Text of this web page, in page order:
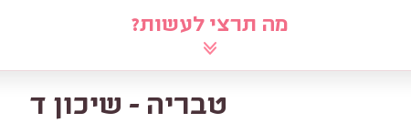
מה תרצי לעשות?
לוח שאלי את הרב
טבריה - שיכון ד